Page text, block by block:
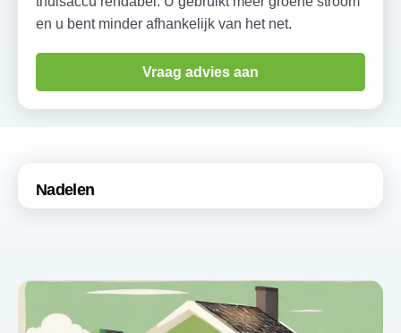
en u bent minder afhankelijk van het net.
Vraag advies aan
Nadelen